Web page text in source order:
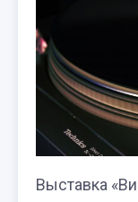
Выставка